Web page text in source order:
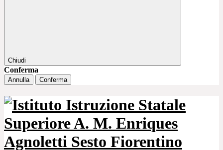
Chiudi
Conferma
Annulla Conferma